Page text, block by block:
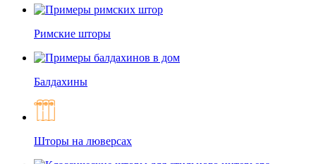
Римские шторы
Балдахины
Шторы на люверсах